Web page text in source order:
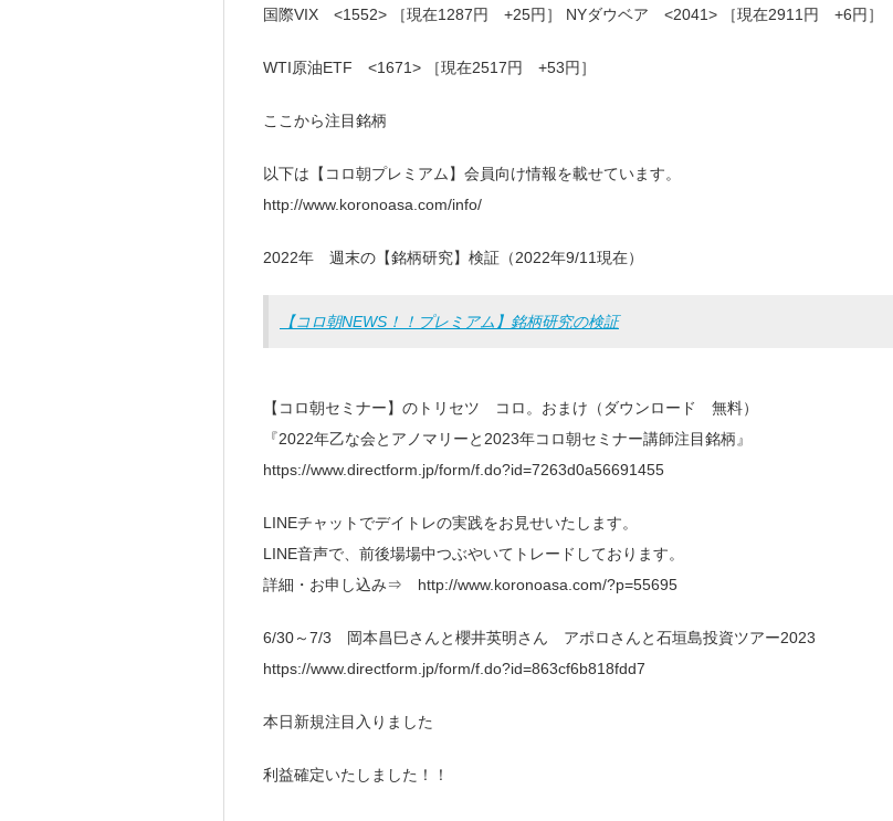
国際VIX <1552> ［現在1287円 +25円］ NYダウベア <2041> ［現在2911円 +6円］
WTI原油ETF <1671> ［現在2517円 +53円］
ここから注目銘柄
以下は【コロ朝プレミアム】会員向け情報を載せています。
http://www.koronoasa.com/info/
2022年 週末の【銘柄研究】検証（2022年9/11現在）
【コロ朝NEWS！！プレミアム】銘柄研究の検証
【コロ朝セミナー】のトリセツ コロ。おまけ（ダウンロード 無料）
『2022年乙な会とアノマリーと2023年コロ朝セミナー講師注目銘柄』
https://www.directform.jp/form/f.do?id=7263d0a56691455
LINEチャットでデイトレの実践をお見せいたします。
LINE音声で、前後場場中つぶやいてトレードしております。
詳細・お申し込み⇒ http://www.koronoasa.com/?p=55695
6/30～7/3 岡本昌巳さんと櫻井英明さん アポロさんと石垣島投資ツアー2023
https://www.directform.jp/form/f.do?id=863cf6b818fdd7
本日新規注目入りました
利益確定いたしました！！